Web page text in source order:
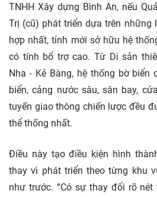
TNHH Xây dựng Bình An, nếu
Trị (cũ) phát triển dựa trên những
hợp nhất, tỉnh mới sở hữu hệ
có tính bổ trợ cao. Từ Di sản
Nha - Kẻ Bàng, hệ thống bờ biển
biển, cảng nước sâu, sân bay,
tuyến giao thông chiến lược đều
thể thống nhất.
Điều này tạo điều kiện hình
thay vì phát triển theo từng khu
như trước. “Có sự thay đổi rõ